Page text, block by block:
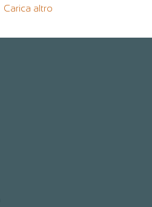
Carica altro